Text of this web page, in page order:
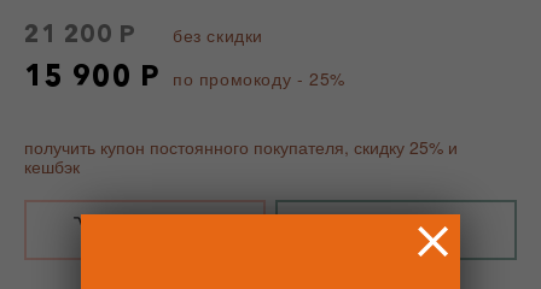
21 200 Р без скидки
15 900 Р по промокоду - 25%
получить купон постоянного покупателя, скидку 25% и
кешбэк
КУПИТЬ В 1 КЛИК